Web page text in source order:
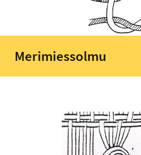
Merimiessolmu